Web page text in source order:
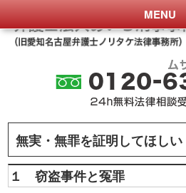
MENU
無実・無罪を証明してほしい
１ 窃盗事件と冤罪